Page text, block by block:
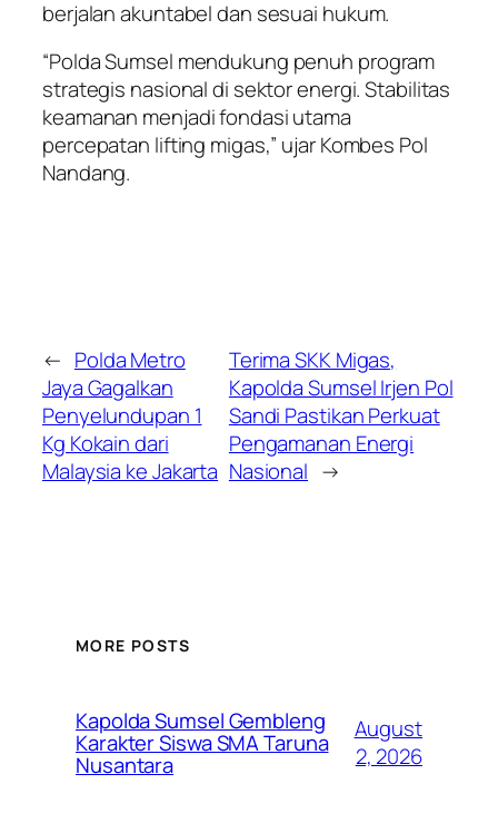
berjalan akuntabel dan sesuai hukum.
“Polda Sumsel mendukung penuh program
strategis nasional di sektor energi. Stabilitas
keamanan menjadi fondasi utama
percepatan lifting migas,” ujar Kombes Pol
Nandang.
← Polda Metro
Jaya Gagalkan
Penyelundupan 1
Kg Kokain dari
Malaysia ke Jakarta
Terima SKK Migas,
Kapolda Sumsel Irjen Pol
Sandi Pastikan Perkuat
Pengamanan Energi
Nasional →
MORE POSTS
Kapolda Sumsel Gembleng
Karakter Siswa SMA Taruna
Nusantara
August
2, 2026